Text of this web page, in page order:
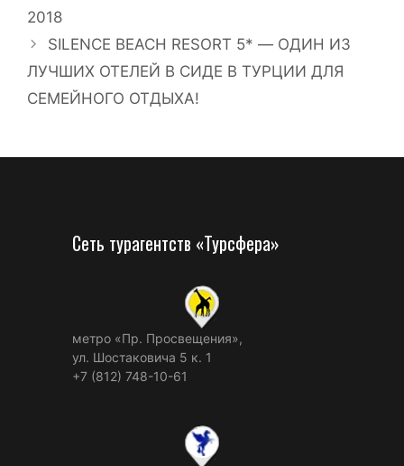
2018
SILENCE BEACH RESORT 5* — ОДИН ИЗ
ЛУЧШИХ ОТЕЛЕЙ В СИДЕ В ТУРЦИИ ДЛЯ
СЕМЕЙНОГО ОТДЫХА!
Сеть турагентств «Турсфера»
метро «Пр. Просвещения»,
ул. Шостаковича 5 к. 1
+7 (812) 748-10-61